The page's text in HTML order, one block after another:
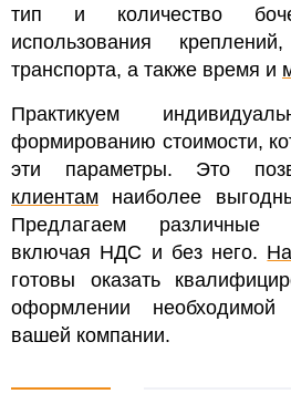
тип и количество
использования
транспорта, а также время и
Практикуем
формированию стоимости,
эти параметры. Это
клиентам наиболее
Предлагаем различные
включая НДС и без него.
готовы оказать
оформлении необходимой
вашей компании.